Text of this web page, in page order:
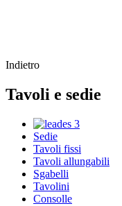
Indietro
Tavoli e sedie
Sedie
Tavoli fissi
Tavoli allungabili
Sgabelli
Tavolini
Consolle